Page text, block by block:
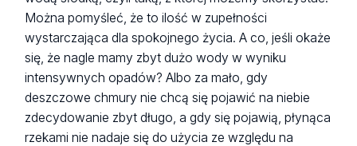
Można pomyśleć, że to ilość w zupełności
wystarczająca dla spokojnego życia. A co, jeśli okaże
się, że nagle mamy zbyt dużo wody w wyniku
intensywnych opadów? Albo za mało, gdy
deszczowe chmury nie chcą się pojawić na niebie
zdecydowanie zbyt długo, a gdy się pojawią, płynąca
rzekami nie nadaje się do użycia ze względu na